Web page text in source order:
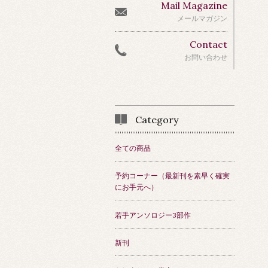
Mail Magazine
メールマガジン
Contact
お問い合わせ
Category
全ての商品
予約コーナー（最新刊を素早く確実
にお手元へ）
若手アンソロジー3部作
新刊